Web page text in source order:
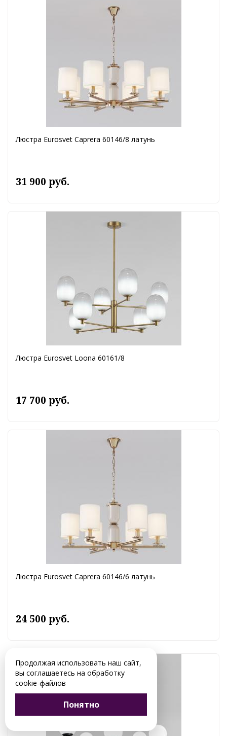
Люстра Eurosvet Caprera 60146/8 латунь
31 900 руб.
Люстра Eurosvet Loona 60161/8
17 700 руб.
Люстра Eurosvet Caprera 60146/6 латунь
24 500 руб.
Продолжая использовать наш сайт,
вы соглашаетесь на обработку
cookie-файлов
Понятно